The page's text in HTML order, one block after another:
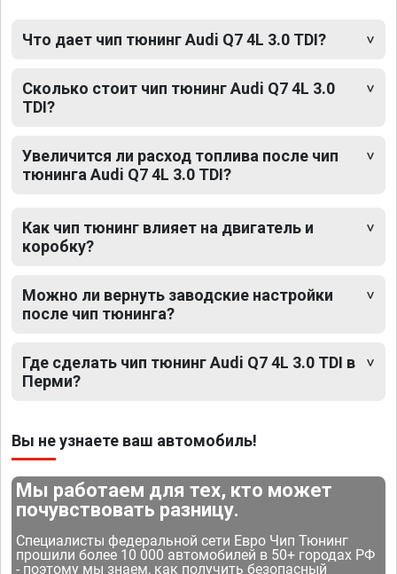
Что дает чип тюнинг Audi Q7 4L 3.0 TDI?
Сколько стоит чип тюнинг Audi Q7 4L 3.0
TDI?
Увеличится ли расход топлива после чип
тюнинга Audi Q7 4L 3.0 TDI?
Как чип тюнинг влияет на двигатель и
коробку?
Можно ли вернуть заводские настройки
после чип тюнинга?
Где сделать чип тюнинг Audi Q7 4L 3.0 TDI в
Перми?
Вы не узнаете ваш автомобиль!
Мы работаем для тех, кто может
почувствовать разницу.
Специалисты федеральной сети Евро Чип Тюнинг
прошили более 10 000 автомобилей в 50+ городах РФ
- поэтому мы знаем, как получить безопасный